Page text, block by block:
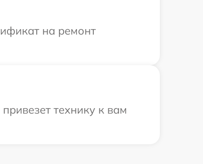
на ремонт
технику к вам